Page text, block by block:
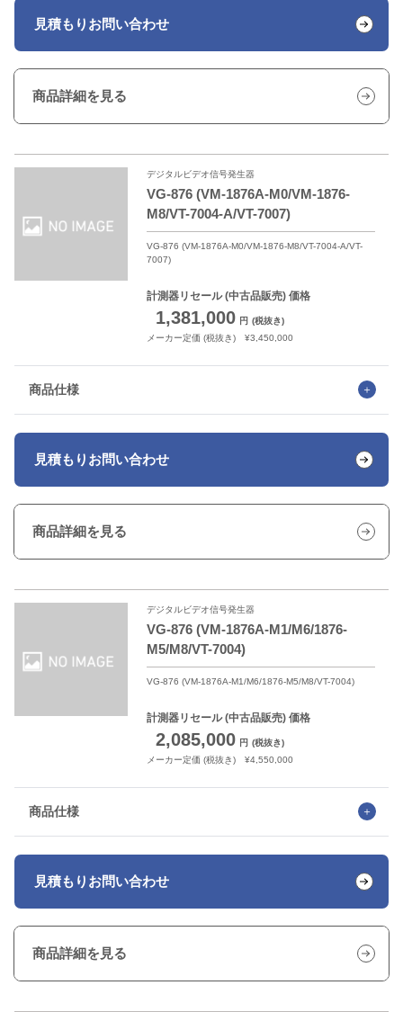
見積もり お問い合わせ
商品詳細を見る
デジタルビデオ信号発生器
VG-876 (VM-1876A-M0/VM-1876-
M8/VT-7004-A/VT-7007)
VG-876 (VM-1876A-M0/VM-1876-M8/VT-7004-A/VT-
7007)
計測器リセール(中古品販売) 価格
1,381,000 円 (税抜き)
メーカー定価 (税抜き) ¥3,450,000
商品仕様
見積もり お問い合わせ
商品詳細を見る
デジタルビデオ信号発生器
VG-876 (VM-1876A-M1/M6/1876-
M5/M8/VT-7004)
VG-876 (VM-1876A-M1/M6/1876-M5/M8/VT-7004)
計測器リセール(中古品販売) 価格
2,085,000 円 (税抜き)
メーカー定価 (税抜き) ¥4,550,000
商品仕様
見積もり お問い合わせ
商品詳細を見る